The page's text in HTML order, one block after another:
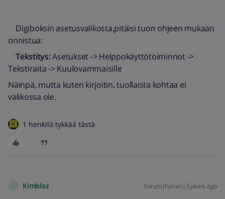
Digiboksin asetusvalikosta,pitäisi tuon ohjeen mukaan
onnistua:
Tekstitys: Asetukset -> Helppokäyttötoiminnot ->
Tekstiraita -> Kuulovammaisille
Näinpä, mutta kuten kirjoitin, tuollaista kohtaa ei
valikossa ole.
1 henkilö tykkää tästä
Kimblez Forum|Forum|3 years ago